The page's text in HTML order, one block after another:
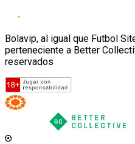
Bolavip, al igual que Futbol
perteneciente a Better
reservados